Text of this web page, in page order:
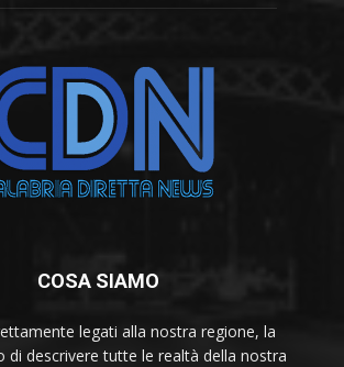
COSA SIAMO
legati alla nostra regione, la
di descrivere tutte le realtà della nostra